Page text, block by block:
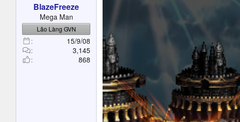
BlazeFreeze
Mega Man
Lão Làng GVN
15/9/08
3,145
868